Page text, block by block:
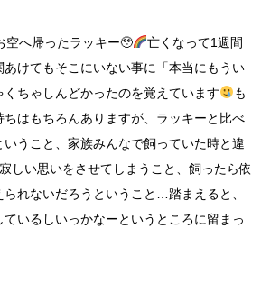
空へ帰ったラッキー🥹 亡くなって1週間
あけてもそこにいない事に「本当にもうい
ちゃしんどかったのを覚えています
も
ちはもちろんありますが、ラッキーと比べ
うこと、家族みんなで飼っていた時と違
しい思いをさせてしまうこと、飼ったら依
れないだろうということ
踏まえると、
いるしいっかなーというところに留まっ